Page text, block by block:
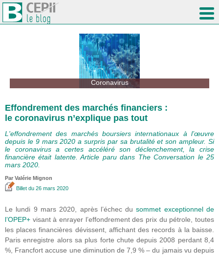
Coronavirus
Effondrement des marchés financiers :
le coronavirus n’explique pas tout
L'effondrement des marchés boursiers internationaux à l’œuvre
depuis le 9 mars 2020 a surpris par sa brutalité et son ampleur. Si
le coronavirus a certes accéléré son déclenchement, la crise
financière était latente. Article paru dans The Conversation le 25
mars 2020.
Par Valérie Mignon
Billet du 26 mars 2020
Le lundi 9 mars 2020, après l’échec dusommet exceptionnel de
l’OPEP+ visant à enrayer l’effondrement des prix du pétrole, toutes
les places financières dévissent, affichant des records à la baisse.
Paris enregistre alors sa plus forte chute depuis 2008 perdant 8,4
%, Francfort accuse une diminution de 7,9 % – du jamais vu depuis